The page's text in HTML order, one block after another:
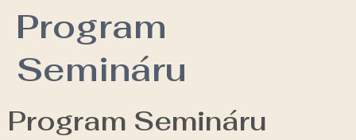
Program
Semináru
Program Semináru